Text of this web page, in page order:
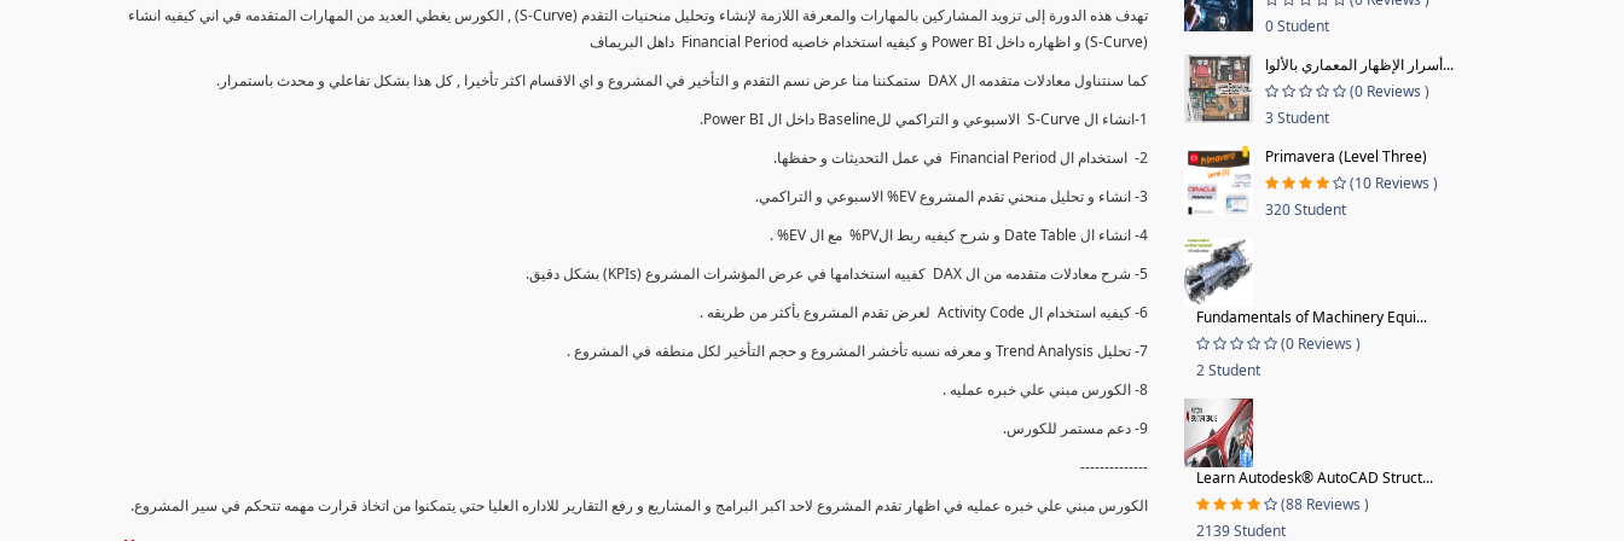
تهدف هذه الدورة إلى تزويد المشاركين بالمهارات والمعرفة اللازمة لإنشاء وتحليل منحنيات التقدم (S-Curve) , الكورس يغطي العديد من المهارات المتقدمه في اني كيفيه انشاء
(S-Curve) و اظهاره داخل Power BI و كيفيه استخدام خاصيه Financial Period داهل البريماف
كما سنتناول معادلات متقدمه ال DAX ستمكننا منا عرض نسم التقدم و التأخير في المشروع و اي الاقسام اكثر تأخيرا , كل هذا بشكل تفاعلي و محدث باستمرار.
1-انشاء ال S-Curve الاسبوعي و التراكمي للBaseline داخل ال Power BI.
2- استخدام ال Financial Period في عمل التحديثات و حفظها.
3- انشاء و تحليل منحني تقدم المشروع EV% الاسبوعي و التراكمي.
4- انشاء ال Date Table و شرح كيفيه ربط الPV% مع ال EV% .
5- شرح معادلات متقدمه من ال DAX كفييه استخدامها في عرض المؤشرات المشروع (KPIs) بشكل دقيق.
6- كيفيه استخدام ال Activity Code لعرض تقدم المشروع بأكثر من طريقه .
7- تحليل Trend Analysis و معرفه نسبه تأخشر المشروع و حجم التأخير لكل منطقه في المشروع .
8- الكورس مبني علي خبره عمليه .
9- دعم مستمر للكورس.
--------------
الكورس مبني علي خبره عمليه في اظهار تقدم المشروع لاحد اكبر البرامج و المشاريع و رفع التقارير للاداره العليا حتي يتمكنوا من اتخاذ قرارت مهمه تتحكم في سير المشروع.
0 Student
أسرار الإظهار المعماري بالألوا...
(0 Reviews )
3 Student
Primavera (Level Three)
(10 Reviews )
320 Student
Fundamentals of Machinery Equi...
(0 Reviews )
2 Student
Learn Autodesk® AutoCAD Struct...
(88 Reviews )
2139 Student